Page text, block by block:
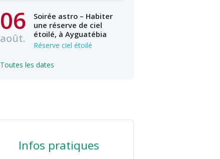
06
août.
Soirée astro – Habiter
une réserve de ciel
étoilé, à Ayguatébia
Réserve ciel étoilé
Toutes les dates
Infos pratiques